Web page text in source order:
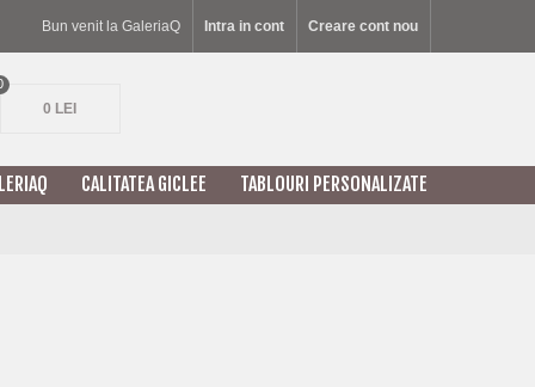
Bun venit la GaleriaQ Intra in cont Creare cont nou
0 LEI
CALITATEA GICLEE TABLOURI PERSONALIZATE